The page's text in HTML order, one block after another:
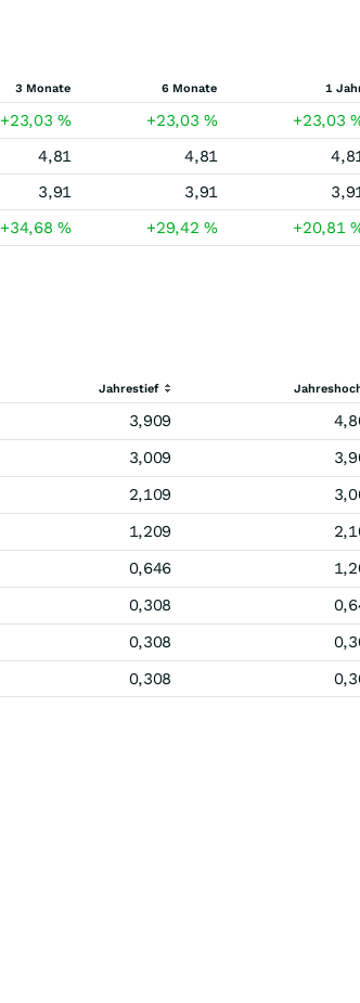
3 Monate 6 Monate 1
+23,03% +23,03% +23,03
4,81 4,81
3,91 3,91
+34,68% +29,42% +20,81
Jahrestief
3,909
3,009
2,109
1,209
0,646
0,308
0,308
0,308